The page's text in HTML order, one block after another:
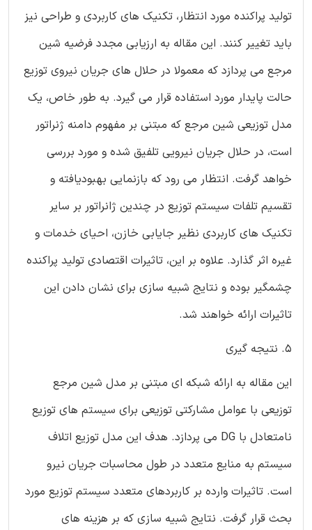
تولید پراکنده مورد انتظار، تکنیک های کاربردی و طراحی نیز
باید تغییر کنند. این مقاله به ارزیابی مجدد فرضیه شین
مرجع می پردازد که معمولا در حلال های جریان نیروی توزیع
حالت پایدار مورد استفاده قرار می گیرد. به طور خاص، یک
مدل توزیعی شین مرجع که مبتنی بر مفهوم دامنه ژنراتور
است، در حلال جریان نیرویی تلفیق شده و مورد بررسی
خواهد گرفت. انتظار می رود که بازنمایی بهبودیافته و
تقسیم تلفات سیستم توزیع در چندین ژانراتور بر سایر
تکنیک های کاربردی نظیر جایابی خازن، احیای خدمات و
غیره اثر گذارد. علاوه بر این، تاثیرات اقتصادی تولید پراکنده
چشمگیر بوده و نتایج شبیه سازی برای نشان دادن این
تاثیرات ارائه خواهند شد.
5. نتیجه گیری
این مقاله به ارائه شبکه ای مبتنی بر مدل شین مرجع
توزیعی با عوامل مشارکتی توزیعی برای سیستم های توزیع
نامتعادل با DG می پردازد. هدف این مدل توزیع اتلاف
سیستم به منایع متعدد در طول محاسبات جریان نیرو
است. تاثیرات وارده بر کاربردهای متعدد سیستم توزیع مورد
بحث قرار گرفت. نتایج شبیه سازی که بر هزینه های